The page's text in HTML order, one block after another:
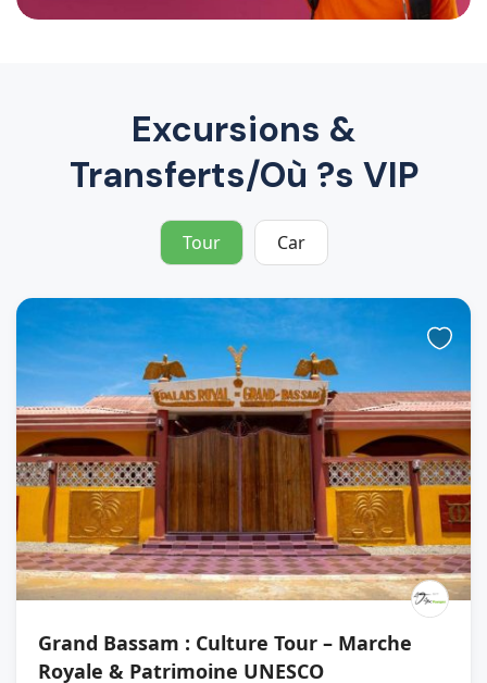
Excursions &
Transferts/Où ?s VIP
Tour Car
Grand Bassam : Culture Tour – Marche
Royale & Patrimoine UNESCO